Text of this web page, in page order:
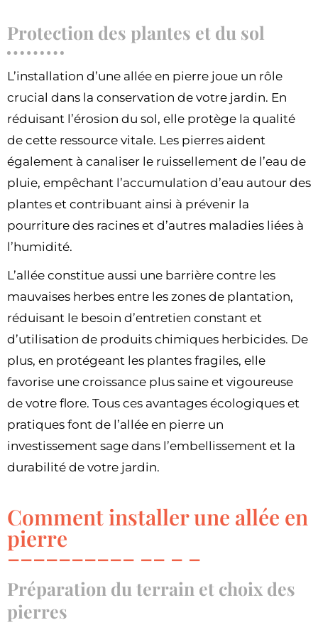
Protection des plantes et du sol
L’installation d’une allée en pierre joue un rôle
crucial dans la conservation de votre jardin. En
réduisant l’érosion du sol, elle protège la qualité
de cette ressource vitale. Les pierres aident
également à canaliser le ruissellement de l’eau de
pluie, empêchant l’accumulation d’eau autour des
plantes et contribuant ainsi à prévenir la
pourriture des racines et d’autres maladies liées à
l’humidité.
L’allée constitue aussi une barrière contre les
mauvaises herbes entre les zones de plantation,
réduisant le besoin d’entretien constant et
d’utilisation de produits chimiques herbicides. De
plus, en protégeant les plantes fragiles, elle
favorise une croissance plus saine et vigoureuse
de votre flore. Tous ces avantages écologiques et
pratiques font de l’allée en pierre un
investissement sage dans l’embellissement et la
durabilité de votre jardin.
Comment installer une allée en
pierre
Préparation du terrain et choix des
pierres